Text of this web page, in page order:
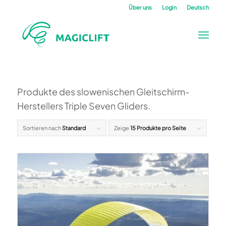
Über uns Login Deutsch
Produkte des slowenischen Gleitschirm-
Herstellers Triple Seven Gliders.
Sortieren nachStandard Zeige 15 Produkte pro Seite